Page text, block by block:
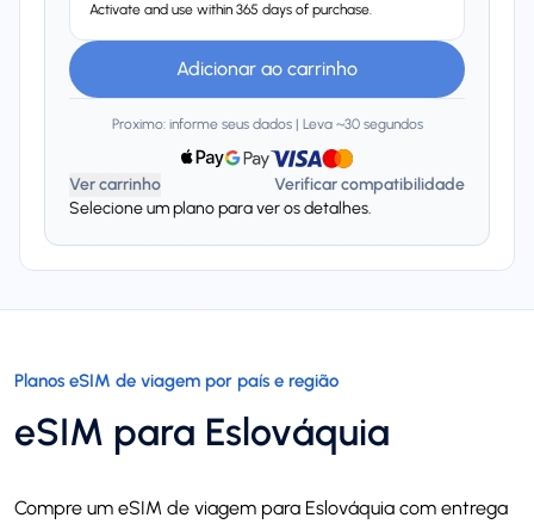
Activate and use within 365 days of purchase.
Adicionar ao carrinho
Proximo: informe seus dados | Leva ~30 segundos
Ver carrinho
Verificar compatibilidade
Selecione um plano para ver os detalhes.
Planos eSIM de viagem por país e região
eSIM para Eslováquia
Compre um eSIM de viagem para Eslováquia com entrega